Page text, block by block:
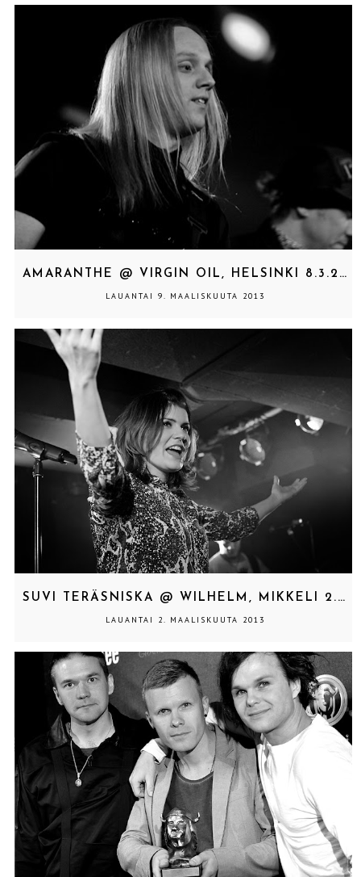
AMARANTHE @ VIRGIN OIL, HELSINKI 8.3.2013
LAUANTAI 9. MAALISKUUTA 2013
SUVI TERÄSNISKA @ WILHELM, MIKKELI 2.3.2013
LAUANTAI 2. MAALISKUUTA 2013